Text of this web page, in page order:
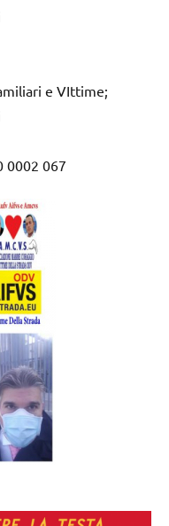
e VIttime;
0002 067